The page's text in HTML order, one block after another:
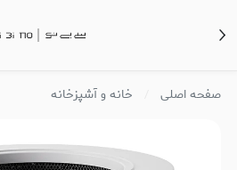
صفحه اصلی خانه و آشپزخانه